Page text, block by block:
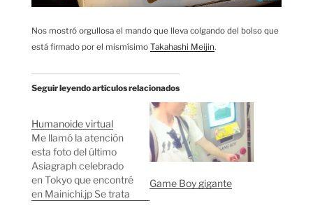
Nos mostró orgullosa el mando que lleva colgando del bolso que
está firmado por el mismísimo Takahashi Meijin.
Seguir leyendo artículos relacionados
Humanoide virtual
Me llamó la atención
esta foto del último
Asiagraph celebrado
en Tokyo que encontré
en Mainichi.jp Se trata
Game Boy gigante